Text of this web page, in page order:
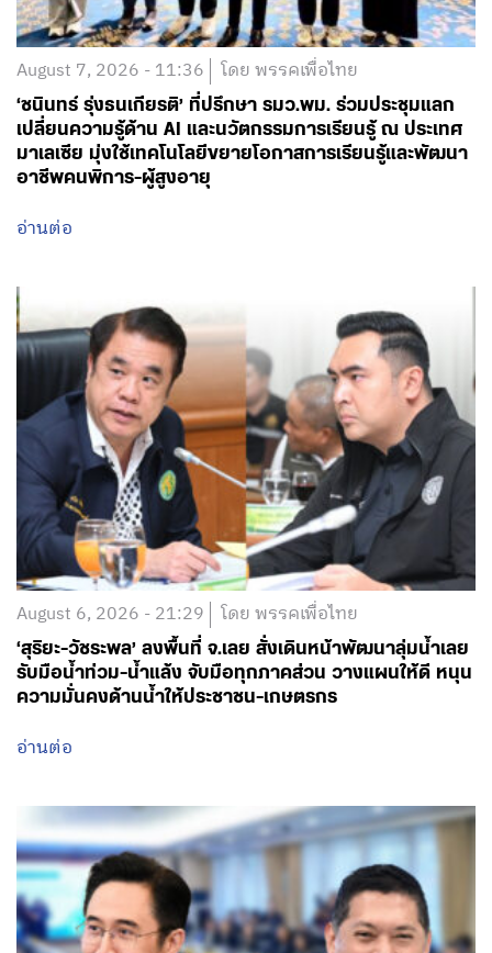
August 7, 2026 - 11:36 โดย พรรคเพื่อไทย
‘ชนินทร์ รุ่งธนเกียรติ’ ที่ปรึกษา รมว.พม. ร่วมประชุมแลก
เปลี่ยนความรู้ด้าน AI และนวัตกรรมการเรียนรู้ ณ ประเทศ
มาเลเซีย มุ่งใช้เทคโนโลยีขยายโอกาสการเรียนรู้และพัฒนา
อาชีพคนพิการ-ผู้สูงอายุ
อ่านต่อ
August 6, 2026 - 21:29 โดย พรรคเพื่อไทย
‘สุริยะ-วัชระพล’ ลงพื้นที่ จ.เลย สั่งเดินหน้าพัฒนาลุ่มน้ำเลย
รับมือน้ำท่วม-น้ำแล้ง จับมือทุกภาคส่วน วางแผนให้ดี หนุน
ความมั่นคงด้านน้ำให้ประชาชน-เกษตรกร
อ่านต่อ